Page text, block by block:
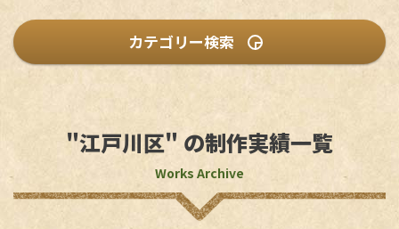
お問い合わせ
プライバシーポリシー
セキュリティポリシー
事業案内
カテゴリー検索
即WEB ホームページ
ベーシックプラン
オリジナルプラン
リクルートプラン
"江戸川区" の制作実績一覧
Works Archive